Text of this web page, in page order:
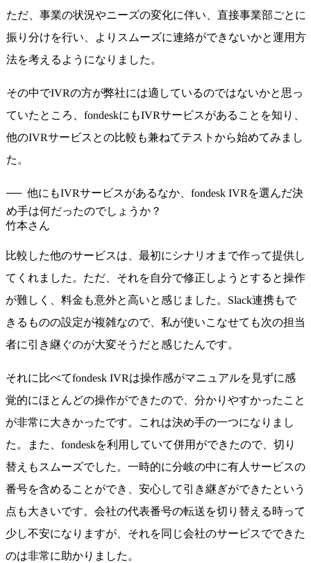
ただ、事業の状況やニーズの変化に伴い、直接事業部ごとに
振り分けを行い、よりスムーズに連絡ができないかと運用方
法を考えるようになりました。
その中でIVRの方が弊社には適しているのではないかと思っ
ていたところ、fondeskにもIVRサービスがあることを知り、
他のIVRサービスとの比較も兼ねてテストから始めてみまし
た。
他にもIVRサービスがあるなか、fondesk IVRを選んだ決
め手は何だったのでしょうか？
竹本さん
比較した他のサービスは、最初にシナリオまで作って提供し
てくれました。ただ、それを自分で修正しようとすると操作
が難しく、料金も意外と高いと感じました。Slack連携もで
きるものの設定が複雑なので、私が使いこなせても次の担当
者に引き継ぐのが大変そうだと感じたんです。
それに比べてfondesk IVRは操作感がマニュアルを見ずに感
覚的にほとんどの操作ができたので、分かりやすかったこと
が非常に大きかったです。これは決め手の一つになりまし
た。また、fondeskを利用していて併用ができたので、切り
替えもスムーズでした。一時的に分岐の中に有人サービスの
番号を含めることができ、安心して引き継ぎができたという
点も大きいです。会社の代表番号の転送を切り替える時って
少し不安になりますが、それを同じ会社のサービスでできた
のは非常に助かりました。